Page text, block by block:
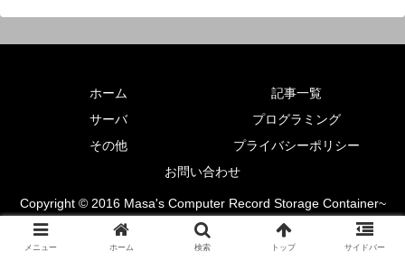
ホーム
記事一覧
サーバ
プログラミング
その他
プライバシーポリシー
お問い合わせ
Copyright © 2016 Masa's Computer Record Storage Container~
将_コンピュータ記録管理簿~ All Rights Reserved.
メニュー ホーム 検索 トップ サイドバー